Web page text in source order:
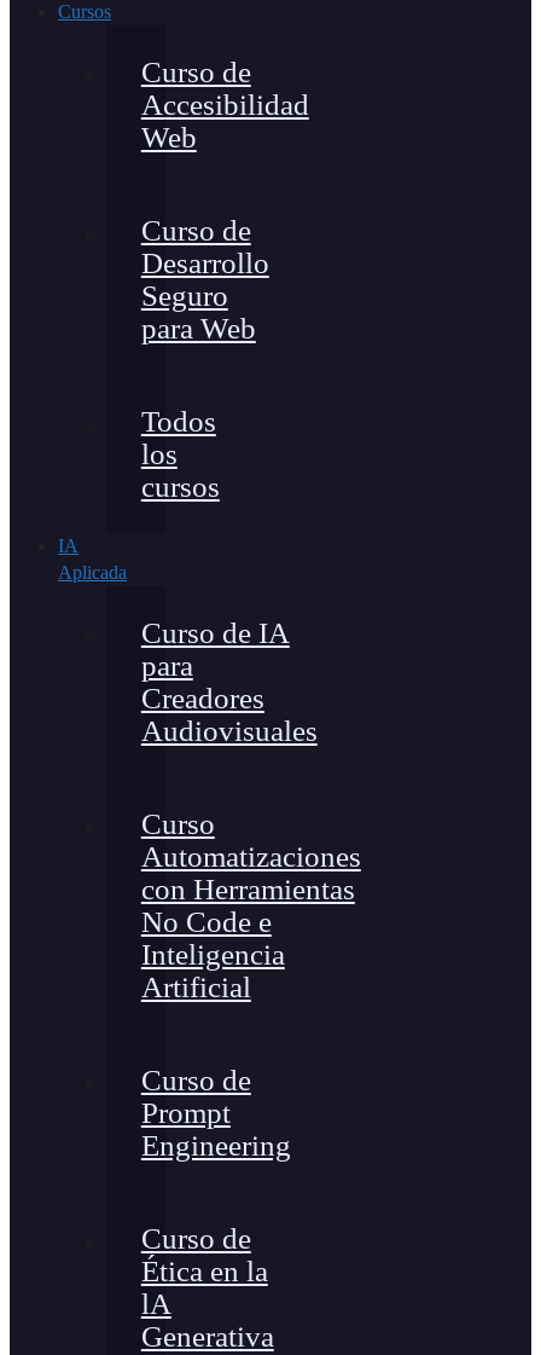
Cursos
Curso de
Accesibilidad
Web
Curso de
Desarrollo
Seguro
para Web
Todos
los
cursos
IA
Aplicada
Curso de IA
para
Creadores
Audiovisuales
Curso
Automatizaciones
con Herramientas
No Code e
Inteligencia
Artificial
Curso de
Prompt
Engineering
Curso de
Ética en la
lA
Generativa